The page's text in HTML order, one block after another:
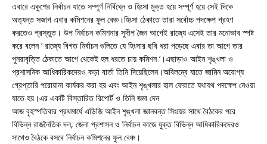
এবারে একুশের নির্বাচন যাতে সম্পূর্ণ নির্বিঘ্নে ও হিংসা মুক্ত হয়ে সম্পূর্ণ হয়ে সেই দিকে
অত্যন্ত সজাগ এবার কমিশনের ফুল বেঞ্চ।হিংসা ঠেকাতে তারা সর্বোচ্চ পদক্ষেপ গ্রহণ
করতেও প্রস্তুত। উপ নির্বাচন কমিশনার সুদীপ জৈন আগেই রাজ্যে এসেই তার মনোভাব স্পষ্ট
করে বলেন ‘ রাজ্যে বিগত নির্বাচন গুলিতে যে হিংসার ছবি ধরা পড়েছে এবার তা আগে তার
পুনরাবৃত্তি ঠেকাতে আগে থেকেই হল ধরতে চায় কমিশন ‘।এছাড়াও আইন শৃঙ্খলা ও
প্রশাসনিক আধিকারিকদেরও কড়া বার্তা তিনি দিয়েছিলেন।অবিলম্বে যাতে জামিন অযোগ্য
গ্রেপ্তারি পরোয়ানা কার্যকর করা হয় এবং আইন শৃঙ্খলার হাল ফেরাতে যথাযথ পদক্ষেপ নেওয়া
যাতে হয়।এর একটি বিস্তারিত রিপোর্ট ও তিনি জমা দেন
আজ বৃহস্পতিবার প্রথমার্ধে এডিজি আইন শৃঙ্খলা জ্ঞানবন্ত সিংয়ের সাথে বৈঠকের পরে
বিভিন্ন রাজনৈতিক দল, জেলা প্রশাসন ও নির্বাচন কাজে যুক্ত বিভিন্ন আধিকারিকদেরও
সাথেও বৈঠকে বসবে নির্বাচন কমিশনের ফুল বেঞ্চ।